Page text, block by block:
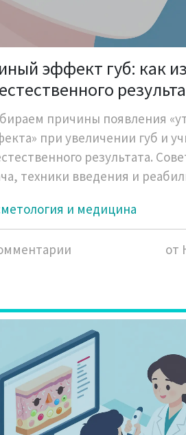
эффект губ: как
пластике
причины появления
при увеличении губ и
результата.
техники введения и
и медицина
от